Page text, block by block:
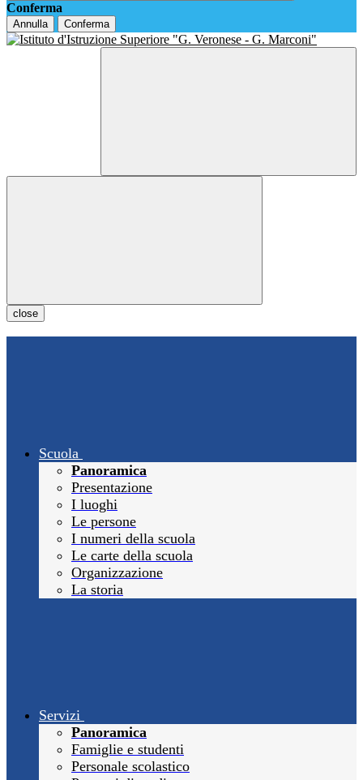
Conferma
Annulla Conferma
close
Scuola
Panoramica
Presentazione
I luoghi
Le persone
I numeri della scuola
Le carte della scuola
Organizzazione
La storia
Servizi
Panoramica
Famiglie e studenti
Personale scolastico